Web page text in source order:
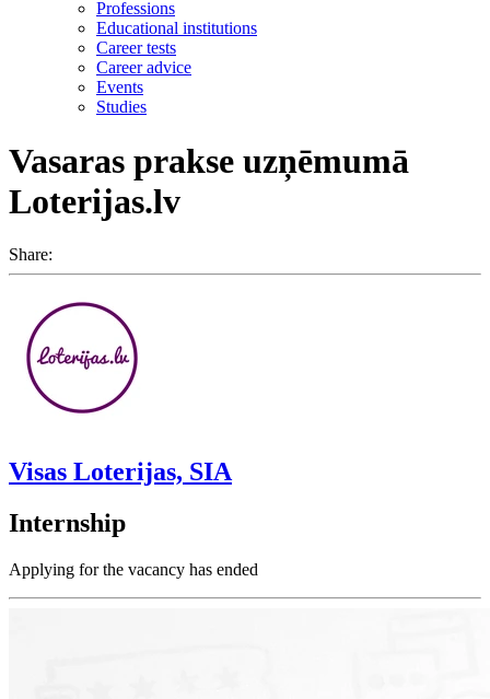
Professions
Educational institutions
Career tests
Career advice
Events
Studies
Vasaras prakse uzņēmumā
Loterijas.lv
Share:
Visas Loterijas, SIA
Internship
Applying for the vacancy has ended